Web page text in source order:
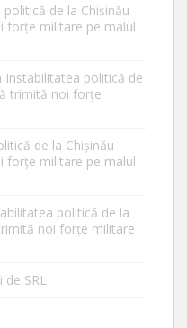
de la Chișinău
forțe militare pe malul
Instabilitatea politică de
trimită noi forțe
de la Chișinău
forțe militare pe malul
politică de la
noi forțe militare
de SRL